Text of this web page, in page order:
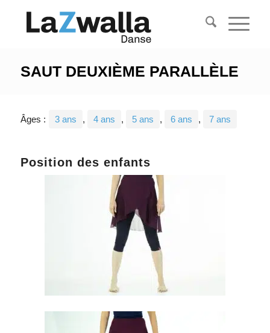
SAUT DEUXIÈME PARALLÈLE
Âges : 3 ans , 4 ans , 5 ans , 6 ans , 7 ans
Position des enfants